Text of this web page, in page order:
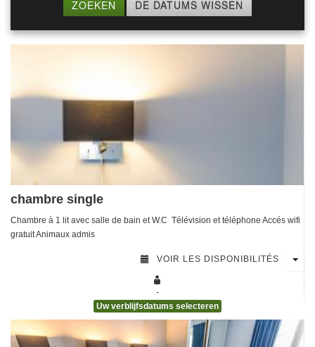
ZOEKEN DE DATUMS WISSEN
chambre single
Chambre à 1 lit avec salle de bain et W.C Télévision et téléphone Accés wifi
gratuit Animaux admis
VOIR LES DISPONIBILITÉS
-
Uw verblijfsdatums selecteren